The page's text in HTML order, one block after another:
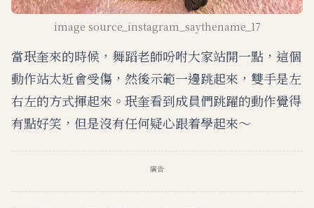
image source_instagram_saythename_17
當珉奎來的時候，舞蹈老師吩咐大家站開一點，這個
動作站太近會受傷，然後示範一邊跳起來，雙手是左
右左的方式揮起來。珉奎看到成員們跳躍的動作覺得
有點好笑，但是沒有任何疑心跟着學起來～
廣告